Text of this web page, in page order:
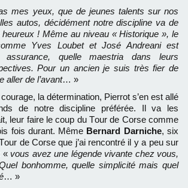
mes yeux, que de jeunes talents sur nos
autos, décidément notre discipline va de
heureux ! Même au niveau « Historique », le
Yves Loubet et José Andreani est
assurance, quelle maestria dans leurs
Pour un ancien je suis très fier de
aller de l’avant… »
la détermination, Pierrot s’en est allé
de notre discipline préférée. Il va les
leur faire le coup du Tour de Corse comme
fois durant. Même Bernard Darniche, six
de Corse que j’ai rencontré il y a peu sur
« vous avez une légende vivante chez vous,
bonhomme, quelle simplicité mais quel
… »